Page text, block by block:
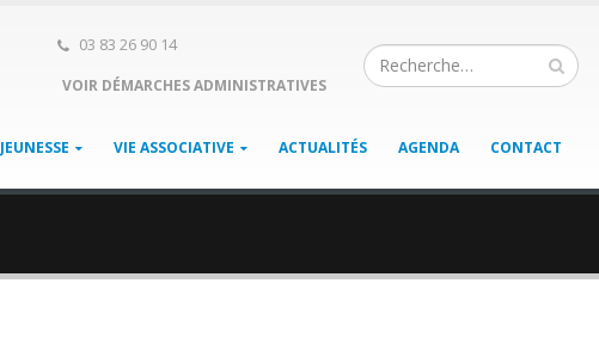
03 83 26 90 14
VOIR DÉMARCHES ADMINISTRATIVES
JEUNESSE VIE ASSOCIATIVE ACTUALITÉS AGENDA CONTACT